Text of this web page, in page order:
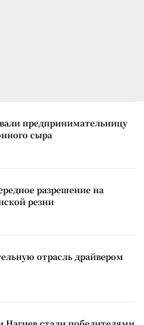
предпринимательницу
сыра
разрешение на
резни
отрасль драйвером